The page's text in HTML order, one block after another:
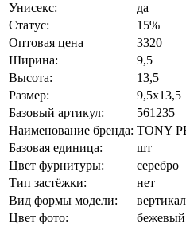
Унисекс:
да
Статус:
15%
Оптовая цена
3320
Ширина:
9,5
Высота:
13,5
Размер:
9,5x13,5
Базовый артикул:
561235
Наименование бренда: TONY
Базовая единица:
шт
Цвет фурнитуры:
серебро
Тип застёжки:
нет
Вид формы модели:
Цвет фото:
бежевый